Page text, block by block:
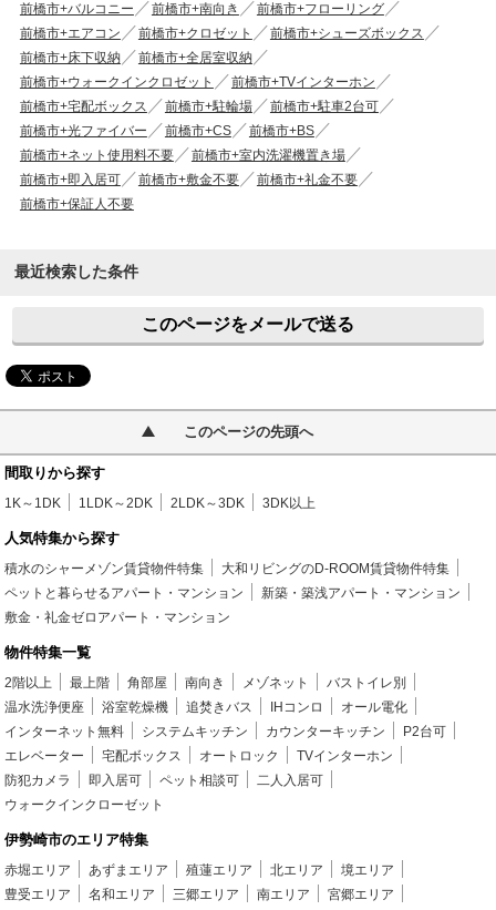
前橋市+バルコニー
前橋市+南向き
前橋市+フローリング
前橋市+エアコン
前橋市+クロゼット
前橋市+シューズボックス
前橋市+床下収納
前橋市+全居室収納
前橋市+ウォークインクロゼット
前橋市+TVインターホン
前橋市+宅配ボックス
前橋市+駐輪場
前橋市+駐車2台可
前橋市+光ファイバー
前橋市+CS
前橋市+BS
前橋市+ネット使用料不要
前橋市+室内洗濯機置き場
前橋市+即入居可
前橋市+敷金不要
前橋市+礼金不要
前橋市+保証人不要
最近検索した条件
このページをメールで送る
このページの先頭へ
間取りから探す
1K～1DK 1LDK～2DK 2LDK～3DK 3DK以上
人気特集から探す
積水のシャーメゾン賃貸物件特集
大和リビングのD-ROOM賃貸物件特集
ペットと暮らせるアパート・マンション
新築・築浅アパート・マンション
敷金・礼金ゼロアパート・マンション
物件特集一覧
2階以上 最上階 角部屋 南向き メゾネット
バストイレ別
温水洗浄便座
浴室乾燥機 追焚きバス IHコンロ
オール電化
インターネット無料
システムキッチン カウンターキッチン
P2台可
エレベーター
宅配ボックス オートロック
TVインターホン
防犯カメラ
即入居可 ペット相談可
二人入居可
ウォークインクローゼット
伊勢崎市のエリア特集
赤堀エリア あずまエリア 殖蓮エリア 北エリア
境エリア
豊受エリア
名和エリア 三郷エリア 南エリア
宮郷エリア